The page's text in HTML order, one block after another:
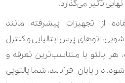
120.000 تومان 170.000 تومان
900.000 تومان
90.000 تومان 140.000 تومان
تأثیر می‌گذارد.
از تجهیزات پیشرفته مانند
اتوهای پرس ایتالیایی و کنترل
پالتو با متناسب‌ترین تعرفه و
در پایان فرآیند، شما پالتویی